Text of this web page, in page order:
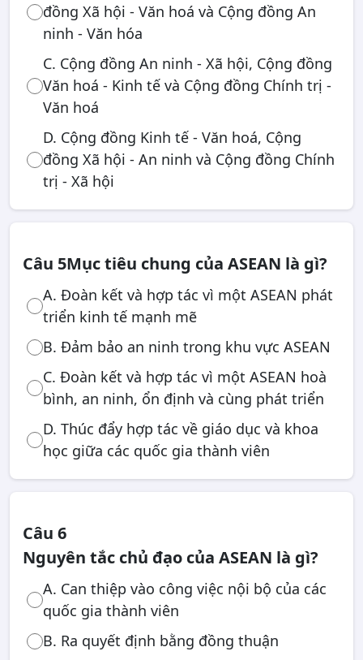
đồng Xã hội - Văn hoá và Cộng đồng An
ninh - Văn hóa
C. Cộng đồng An ninh - Xã hội, Cộng đồng
Văn hoá - Kinh tế và Cộng đồng Chính trị -
Văn hoá
D. Cộng đồng Kinh tế - Văn hoá, Cộng
đồng Xã hội - An ninh và Cộng đồng Chính
trị - Xã hội
Câu 5Mục tiêu chung của ASEAN là gì?
A. Đoàn kết và hợp tác vì một ASEAN phát
triển kinh tế mạnh mẽ
B. Đảm bảo an ninh trong khu vực ASEAN
C. Đoàn kết và hợp tác vì một ASEAN hoà
bình, an ninh, ổn định và cùng phát triển
D. Thúc đẩy hợp tác về giáo dục và khoa
học giữa các quốc gia thành viên
Câu 6
Nguyên tắc chủ đạo của ASEAN là gì?
A. Can thiệp vào công việc nội bộ của các
quốc gia thành viên
B. Ra quyết định bằng đồng thuận